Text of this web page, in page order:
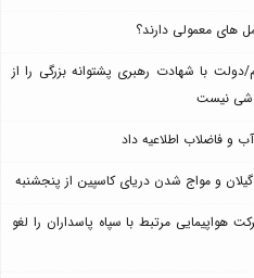
های معمولی دارند؟
با شهادت رهبری پشتوانه بزرگی را از
نیست
و فاضلاب اطلاعیه داد
هواپیمایی مرتبط با سپاه پاسداران را لغو